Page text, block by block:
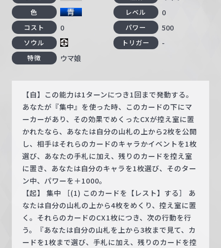
色 レベル 0
コスト 0 パワー 500
ソウル トリガー -
特徴 ウマ娘
【自】この能力は1ターンにつき1回まで発動する。
あなたが『集中』を使った時、このカードの下にマ
ーカーがあり、その効果でめくったCXが控え室に置
かれたなら、あなたは自分の山札の上から2枚を公開
し、相手はそれらのカードのキャラかイベントを1枚
選び、あなたの手札に加え、残りのカードを控え室
に置き、あなたは自分のキャラを1枚選び、そのター
ン中、パワーを＋1000。
【起】 集中 ［(1) このカードを【レスト】する］ あ
なたは自分の山札の上から4枚をめくり、控え室に置
く。それらのカードのCX1枚につき、次の行動を行
う。『あなたは自分の山札を上から3枚まで見て、カ
ードを1枚まで選び、手札に加え、残りのカードを控